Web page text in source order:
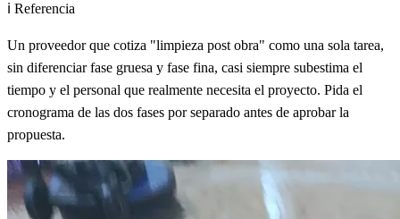
ℹ️ Referencia
Un proveedor que cotiza "limpieza post obra" como una sola tarea,
sin diferenciar fase gruesa y fase fina, casi siempre subestima el
tiempo y el personal que realmente necesita el proyecto. Pida el
cronograma de las dos fases por separado antes de aprobar la
propuesta.